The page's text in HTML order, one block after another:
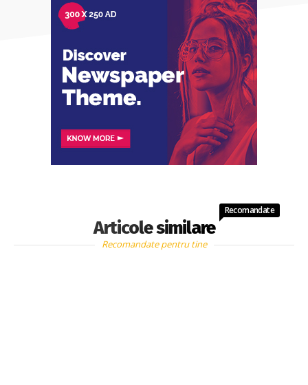
Articole similare
Recomandate
Recomandate pentru tine